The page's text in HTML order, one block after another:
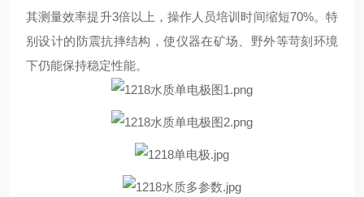
其测量效率提升3倍以上，操作人员培训时间缩短70%。特
别设计的防震抗摔结构，使仪器在矿场、野外等苛刻环境
下仍能保持稳定性能。